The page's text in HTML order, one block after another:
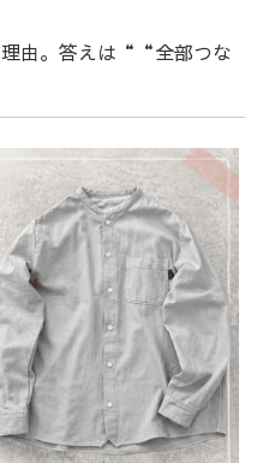
由。答えは““全部つな